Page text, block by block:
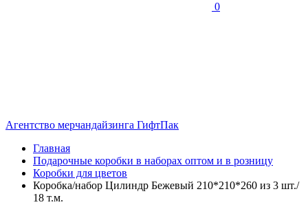
0
Агентство мерчандайзинга ГифтПак
Главная
Подарочные коробки в наборах оптом и в розницу
Коробки для цветов
Коробка/набор Цилиндр Бежевый 210*210*260 из 3 шт./
18 т.м.